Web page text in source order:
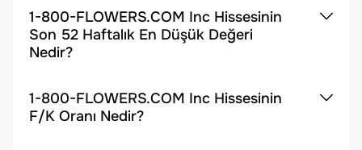
1-800-FLOWERS.COM Inc Hissesinin
Son 52 Haftalık En Düşük Değeri
Nedir?
1-800-FLOWERS.COM Inc Hissesinin
F/K Oranı Nedir?